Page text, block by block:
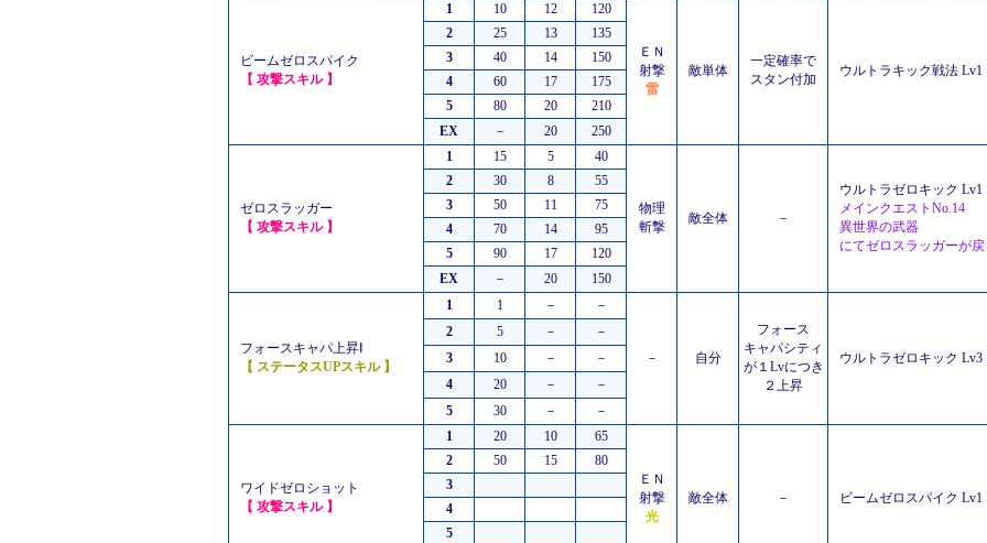
ビームゼロスパイク
【 攻撃スキル 】
1 10 12 120
ＥＮ
射撃
雷
敵単体
一定確率で
スタン付加
ウルトラキック戦法 Lv1
2 25 13
135
3
40 14
150
4
60 17
175
5
80 20
210
EX
－ 20 250
ゼロスラッガー
【 攻撃スキル 】
1 15 5 40
物理
斬撃
敵全体 －
ウルトラゼロキック Lv1
メインクエストNo.14
異世界の武器
にてゼロスラッガーが
2 30 8
55
3
50 11
75
4
70 14
95
5
90 17
120
EX
－ 20 150
フォースキャパ上昇Ⅰ
【 ステータスUPスキル 】
1 1 － －
－ 自分
フォース
キャパシティ
が１Lvにつき
２上昇
ウルトラゼロキック Lv3
2 5 －
－
3
10 －
－
4
20 －
－
5
30 － －
ワイドゼロショット
【 攻撃スキル 】
1 20 10 65
ＥＮ
射撃
光
敵全体 － ビームゼロスパイク Lv1
2 50 15
80
3
4
5